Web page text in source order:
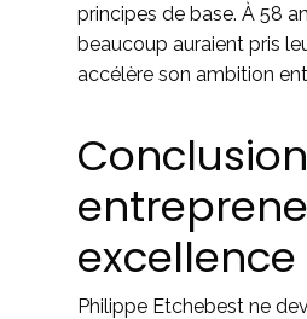
principes de base. À 58
beaucoup auraient pris
accélère son ambition
excellence
Philippe Etchebest ne